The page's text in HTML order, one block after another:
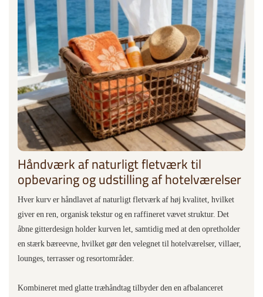
Håndværk af naturligt fletværk til
opbevaring og udstilling af hotelværelser
Hver kurv er håndlavet af naturligt fletværk af høj kvalitet, hvilket
giver en ren, organisk tekstur og en raffineret vævet struktur. Det
åbne gitterdesign holder kurven let, samtidig med at den opretholder
en stærk bæreevne, hvilket gør den velegnet til hotelværelser, villaer,
lounges, terrasser og resortområder.
Kombineret med glatte træhåndtag tilbyder den en afbalanceret